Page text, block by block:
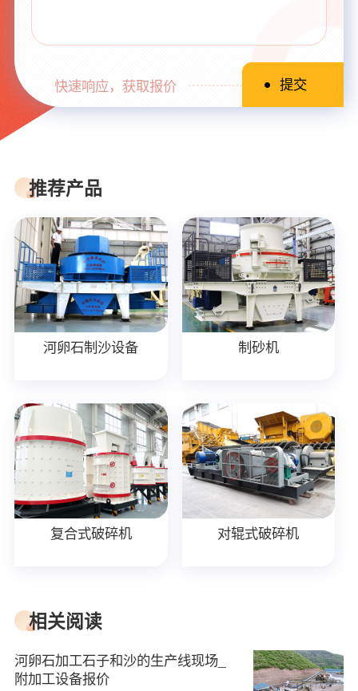
快速响应，获取报价
推荐产品
河卵石制沙设备 制砂机
复合式破碎机 对辊式破碎机
相关阅读
河卵石加工石子和沙的生产线现场_
附加工设备报价